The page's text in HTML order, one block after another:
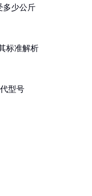
多少公斤
标准解析
型号